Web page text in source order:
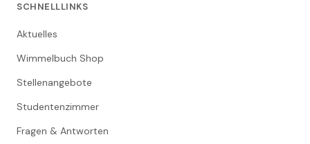
SCHNELLLINKS
Aktuelles
Wimmelbuch Shop
Stellenangebote
Studentenzimmer
Fragen & Antworten